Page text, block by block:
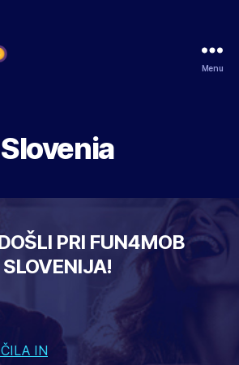
Menu
Slovenia
PRI FUN4MOB
SLOVENIJA!
IN